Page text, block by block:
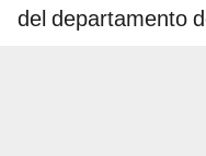
del departamento